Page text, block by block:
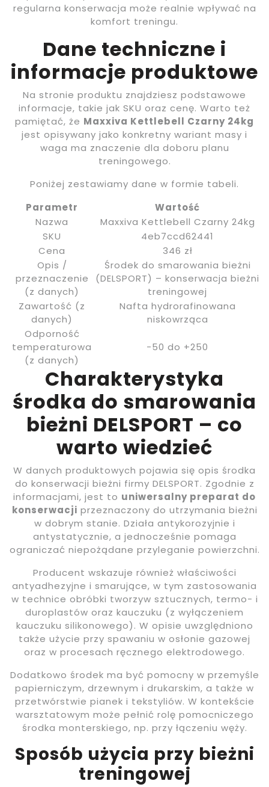
regularna konserwacja może realnie wpływać na
komfort treningu.
Dane techniczne i
informacje produktowe
Na stronie produktu znajdziesz podstawowe
informacje, takie jak SKU oraz cenę. Warto też
pamiętać, że Maxxiva Kettlebell Czarny 24kg
jest opisywany jako konkretny wariant masy i
waga ma znaczenie dla doboru planu
treningowego.
Poniżej zestawiamy dane w formie tabeli.
Parametr
Wartość
Nazwa
Maxxiva Kettlebell Czarny 24kg
SKU
4eb7ccd62441
Cena
346 zł
Opis /
przeznaczenie
(z danych)
Środek do smarowania bieżni
(DELSPORT) – konserwacja bieżni
treningowej
Zawartość (z
danych)
Nafta hydrorafinowana
niskowrząca
Odporność
temperaturowa
(z danych)
-50 do +250
Charakterystyka
środka do smarowania
bieżni DELSPORT – co
warto wiedzieć
W danych produktowych pojawia się opis środka
do konserwacji bieżni firmy DELSPORT. Zgodnie z
informacjami, jest to uniwersalny preparat do
konserwacji przeznaczony do utrzymania bieżni
w dobrym stanie. Działa antykorozyjnie i
antystatycznie, a jednocześnie pomaga
ograniczać niepożądane przyleganie powierzchni.
Producent wskazuje również właściwości
antyadhezyjne i smarujące, w tym zastosowania
w technice obróbki tworzyw sztucznych, termo- i
duroplastów oraz kauczuku (z wyłączeniem
kauczuku silikonowego). W opisie uwzględniono
także użycie przy spawaniu w osłonie gazowej
oraz w procesach ręcznego elektrodowego.
Dodatkowo środek ma być pomocny w przemyśle
papierniczym, drzewnym i drukarskim, a także w
przetwórstwie pianek i tekstyliów. W kontekście
warsztatowym może pełnić rolę pomocniczego
środka monterskiego, np. przy łączeniu węży.
Sposób użycia przy bieżni
treningowej